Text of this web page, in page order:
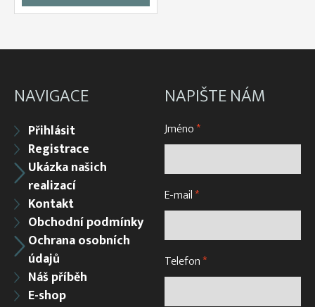
NAVIGACE
Přihlásit
Registrace
Ukázka našich
realizací
Kontakt
Obchodní podmínky
Ochrana osobních
údajů
Náš příběh
E-shop
NAPIŠTE NÁM
Jméno*
E-mail*
Telefon*